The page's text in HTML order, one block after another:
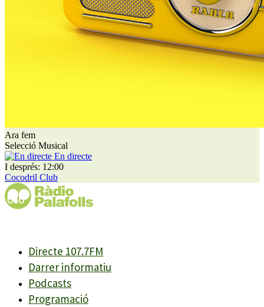
Ara fem
Selecció Musical
En directe
I després: 12:00
Cocodril Club
Directe 107.7FM
Darrer informatiu
Podcasts
Programació